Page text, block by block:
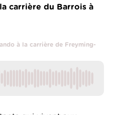
carrière du Barrois à
à la carrière de Freyming-